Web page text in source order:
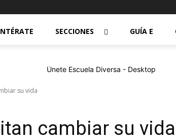
SECCIONES GUÍA E
su vida
cambiar su vida